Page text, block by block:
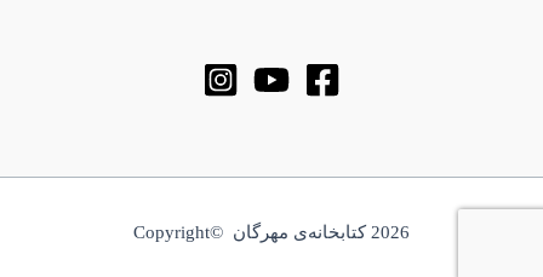
2026 کتابخانه‌ی مهرگان ©Copyright